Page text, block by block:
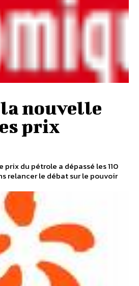
nouvelle
prix
prix du pétrole a dépassé les 110
relancer le débat sur le pouvoir